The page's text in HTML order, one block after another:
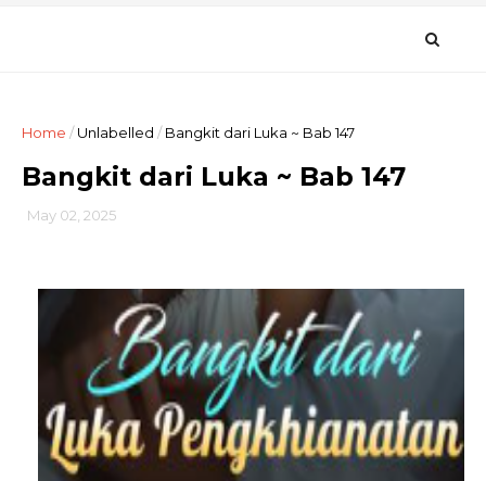
Home /Unlabelled / Bangkit dari Luka ~ Bab 147
Bangkit dari Luka ~ Bab 147
May 02, 2025